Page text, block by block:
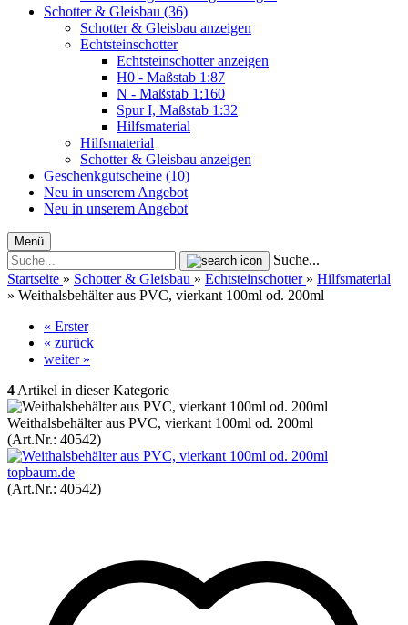
Schotter & Gleisbau (36)
Schotter & Gleisbau anzeigen
Echtsteinschotter
Echtsteinschotter anzeigen
H0 - Maßstab 1:87
N - Maßstab 1:160
Spur I, Maßstab 1:32
Hilfsmaterial
Hilfsmaterial
Schotter & Gleisbau anzeigen
Geschenkgutscheine (10)
Neu in unserem Angebot
Neu in unserem Angebot
Menü
Suche...
Startseite » Schotter & Gleisbau » Echtsteinschotter » Hilfsmaterial
» Weithalsbehälter aus PVC, vierkant 100ml od. 200ml
« Erster
« zurück
weiter »
4 Artikel in dieser Kategorie
Weithalsbehälter aus PVC, vierkant 100ml od. 200ml
(Art.Nr.: 40542)
topbaum.de
(Art.Nr.: 40542)